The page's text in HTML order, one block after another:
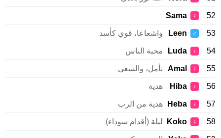
♀
Sama
♂
Leen واشعاعا، قوي كأسد
♀
Luda محبة الناس
♀
Amal نأمل، والسعي
♀
Hiba هدية
♀
Heba هدية من الرب
♀
Koko ليلة (أقدام سوداء)